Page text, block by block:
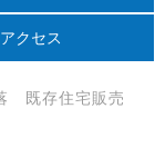
アクセス
既存住宅販売